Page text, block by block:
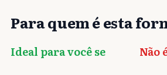
Para quem é esta
Ideal para você se Não